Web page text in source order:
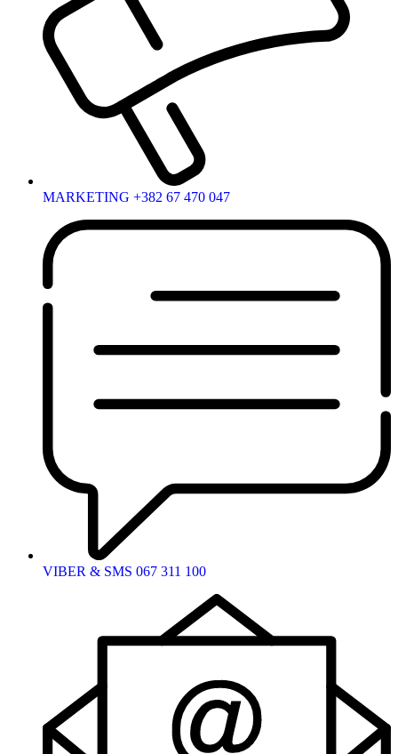
MARKETING +382 67 470 047
VIBER & SMS 067 311 100